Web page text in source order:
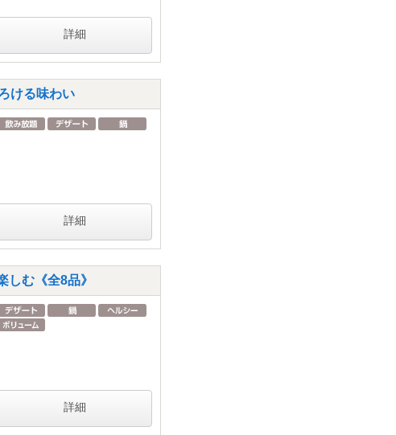
詳細
ける味わい
詳細
む《全8品》
詳細